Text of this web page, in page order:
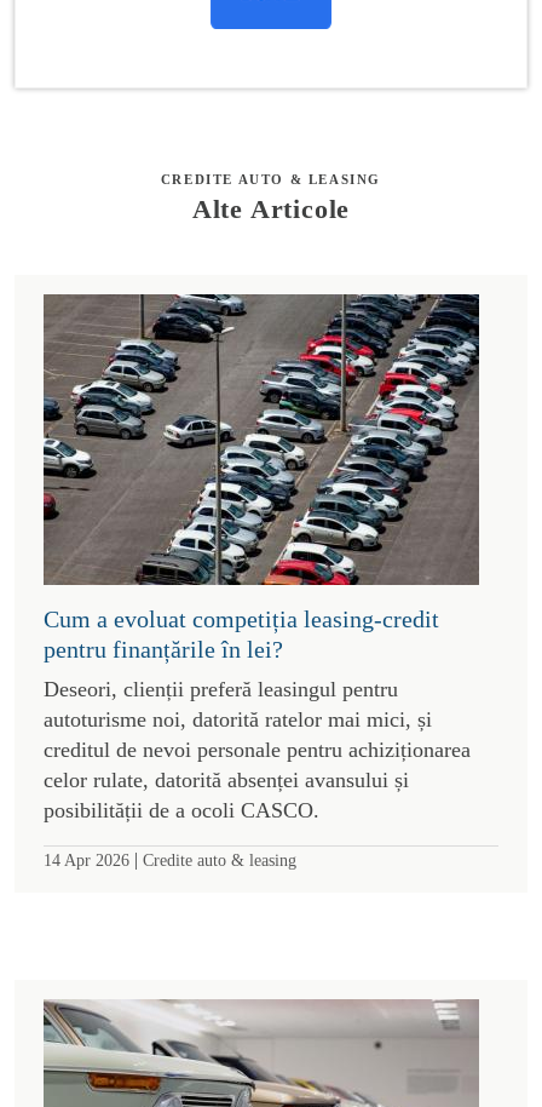
CREDITE AUTO & LEASING
Alte Articole
Cum a evoluat competiția leasing-credit
pentru finanțările în lei?
Deseori, clienții preferă leasingul pentru
autoturisme noi, datorită ratelor mai mici, și
creditul de nevoi personale pentru achiziționarea
celor rulate, datorită absenței avansului și
posibilității de a ocoli CASCO.
14 Apr 2026 | Credite auto & leasing